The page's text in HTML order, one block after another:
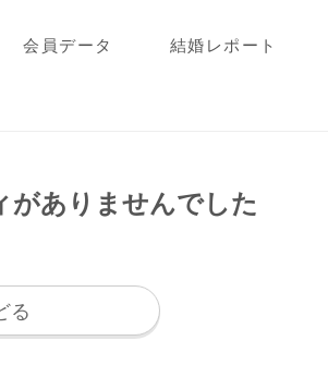
会員データ 結婚レポート
がありませんでした
る